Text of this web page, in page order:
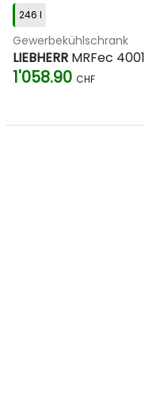
246 l
Gewerbekühlschrank
LIEBHERR MRFec 4001
1'058.90 CHF